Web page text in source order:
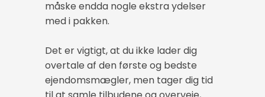
måske endda nogle ekstra ydelser
med i pakken.
Det er vigtigt, at du ikke lader dig
overtale af den første og bedste
ejendomsmægler, men tager dig tid